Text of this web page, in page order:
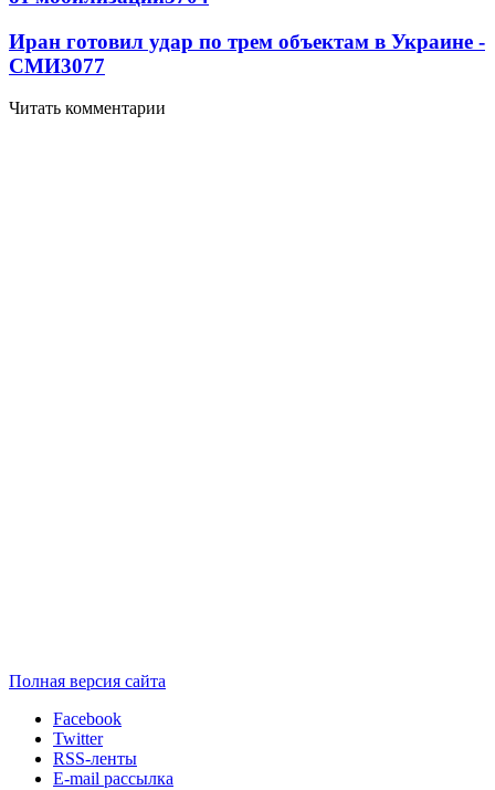
Иран готовил удар по трем объектам в Украине -
СМИ3077
Читать комментарии
Полная версия сайта
Facebook
Twitter
RSS-ленты
E-mail рассылка